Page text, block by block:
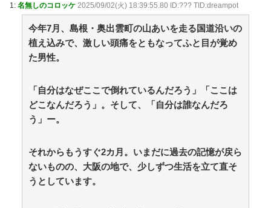
05:44)
【悲報】堀大輔さん、実は仮眠を取っていた
WWWWWWWWWWWWWWWWWWWWWWWWWWW
WWWWWWWWWWWWWWW / 2chまとめアンテナ！
NEW!
(8/9 05:44)
シカ「全部喰った」 祭り中止 / VIP・ネタ・オールジ
36歳の彼女と結婚したいのに、家族が猛反対。家族か
ら信じられない言葉が飛び出した… 他 / 2chnaviヘッド
ライン
妻が嫌すぎて壊れていった、ある夫の現実
防護管なしで感電死を起こした某工務店、「そんな危
1: 名無しのコロッケ 2025/09/02(火) 18:39:55.80 ID:??? TID:dreampot
今年7月、島根・奥出雲町の山あいを走る国道沿いの
植え込みで、激しい頭痛をともなってふと目が覚め
た男性。
「自分はなぜここで倒れているんだろう」「ここは
どこなんだろう」。そして、「自分は誰なんだろ
う」ー。
それからもうすぐ2カ月。いまだに過去の記憶が戻ら
ないものの、大阪の地で、少しずつ生活を立て直そ
うとしています。